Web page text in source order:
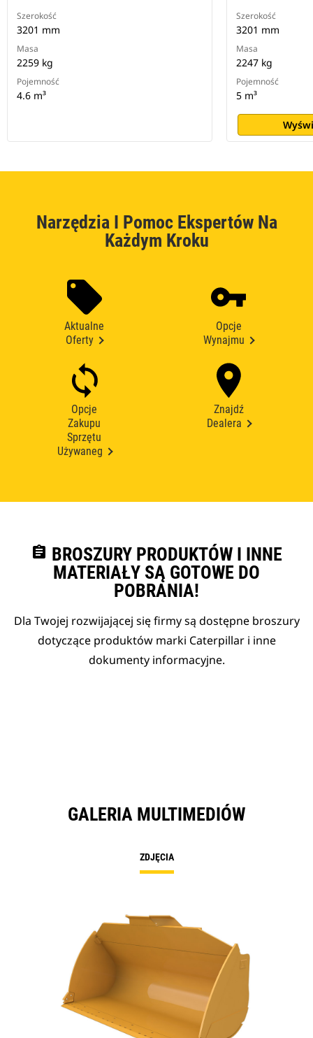
Szerokość
3201 mm
Masa
2259 kg
Pojemność
4.6 m³
Szerokość
3201 mm
Masa
2247 kg
Pojemność
5 m³
Narzędzia I Pomoc Ekspertów Na
Każdym Kroku
Aktualne
Oferty
Opcje
Wynajmu
Opcje
Zakupu
Sprzętu
Używaneg
Znajdź
Dealera
assignment BROSZURY PRODUKTÓW I INNE
MATERIAŁY SĄ GOTOWE DO
POBRANIA!
Dla Twojej rozwijającej się firmy są dostępne broszury
dotyczące produktów marki Caterpillar i inne
dokumenty informacyjne.
GALERIA MULTIMEDIÓW
ZDJĘCIA